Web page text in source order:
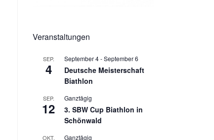
Veranstaltungen
SEP.
4
September 4-September 6
Deutsche Meisterschaft
Biathlon
SEP.
12
Ganztägig
3. SBW Cup Biathlon in
Schönwald
OKT. Ganztägig